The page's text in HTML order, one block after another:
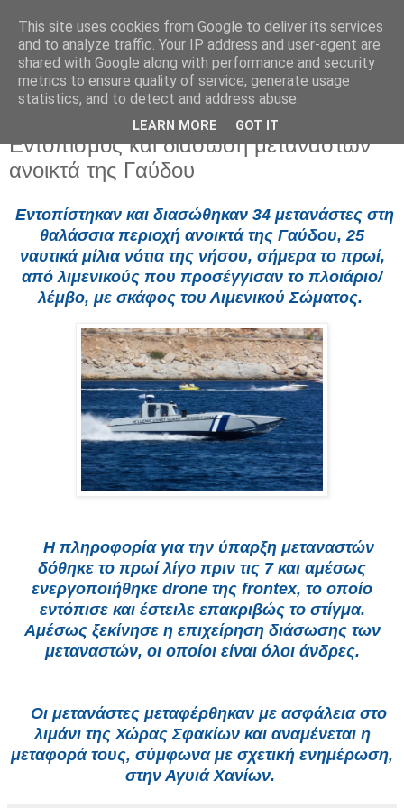
Κυριακή 27 Απριλίου 2025
Εντοπισμός και διάσωση μεταναστών
ανοικτά της Γαύδου
Εντοπίστηκαν και διασώθηκαν 34 μετανάστες στη
θαλάσσια περιοχή ανοικτά της Γαύδου, 25
ναυτικά μίλια νότια της νήσου, σήμερα το πρωί,
από λιμενικούς που προσέγγισαν το πλοιάριο/
λέμβο, με σκάφος του Λιμενικού Σώματος.
Η πληροφορία για την ύπαρξη μεταναστών
δόθηκε το πρωί λίγο πριν τις 7 και αμέσως
ενεργοποιήθηκε drone της frontex, το οποίο
εντόπισε και έστειλε επακριβώς το στίγμα.
Αμέσως ξεκίνησε η επιχείρηση διάσωσης των
μεταναστών, οι οποίοι είναι όλοι άνδρες.
Οι μετανάστες μεταφέρθηκαν με ασφάλεια στο
λιμάνι της Χώρας Σφακίων και αναμένεται η
μεταφορά τους, σύμφωνα με σχετική ενημέρωση,
στην Αγυιά Χανίων.
This site uses cookies from Google to deliver its services
and to analyze traffic. Your IP address and user-agent are
shared with Google along with performance and security
metrics to ensure quality of service, generate usage
statistics, and to detect and address abuse.
LEARN MORE GOT IT